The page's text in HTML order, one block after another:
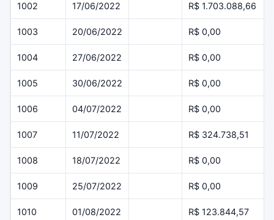
1002 17/06/2022 R$ 1.703.088,66
1003 20/06/2022 R$ 0,00
1004 27/06/2022 R$ 0,00
1005 30/06/2022 R$ 0,00
1006 04/07/2022 R$ 0,00
1007 11/07/2022 R$ 324.738,51
1008 18/07/2022 R$ 0,00
1009 25/07/2022 R$ 0,00
1010 01/08/2022 R$ 123.844,57